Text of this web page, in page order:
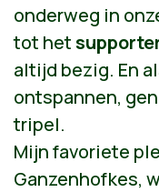
onderweg in
tot het
altijd bezig. En
ontspannen,
tripel.
Mijn favoriete
Ganzenhofkes,